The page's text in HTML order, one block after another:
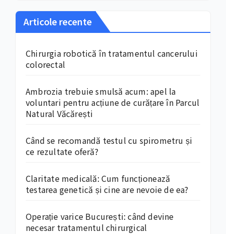
Articole recente
Chirurgia robotică în tratamentul cancerului
colorectal
Ambrozia trebuie smulsă acum: apel la
voluntari pentru acțiune de curățare în Parcul
Natural Văcărești
Când se recomandă testul cu spirometru și
ce rezultate oferă?
Claritate medicală: Cum funcționează
testarea genetică și cine are nevoie de ea?
Operație varice București: când devine
necesar tratamentul chirurgical